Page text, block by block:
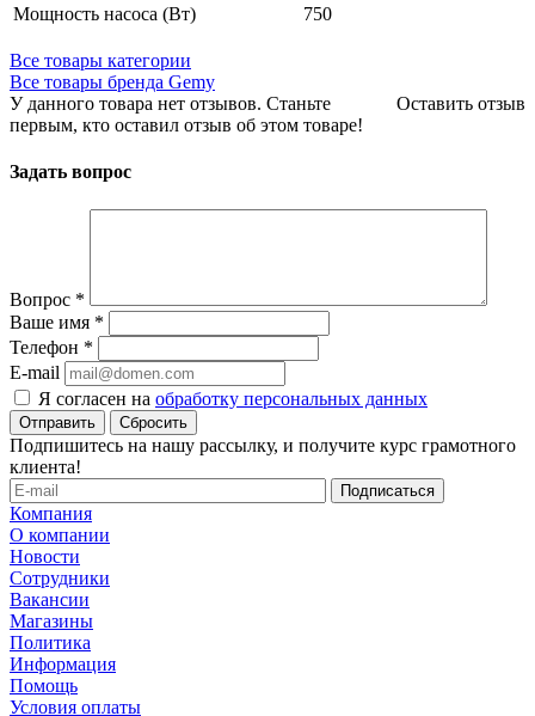
Мощность насоса (Вт)
750
Все товары категории
Все товары бренда Gemy
Оставить отзыв
У данного товара нет отзывов. Станьте
первым, кто оставил отзыв об этом товаре!
Задать вопрос
Вопрос *
Ваше имя *
Телефон *
E-mail
Я согласен на обработку персональных данных
Сбросить
Подпишитесь на нашу рассылку, и получите курс грамотного
клиента!
Компания
О компании
Новости
Сотрудники
Вакансии
Магазины
Политика
Информация
Помощь
Условия оплаты